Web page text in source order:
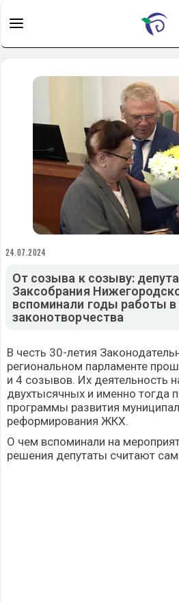
24.07.2024
От созыва к созыву:
Заксобрания
вспоминали годы работы в
законотворчества
В честь 30-летия
региональном парламенте
и 4 созывов. Их деятельность
двухтысячных и именно тогда
программы развития
реформирования ЖКХ.
О чем вспоминали на
решения депутаты считают